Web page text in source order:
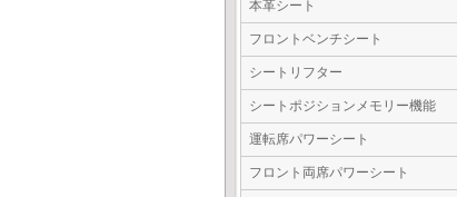
本革シート
フロントベンチシート
シートリフター
シートポジションメモリー機能
運転席パワーシート
フロント両席パワーシート